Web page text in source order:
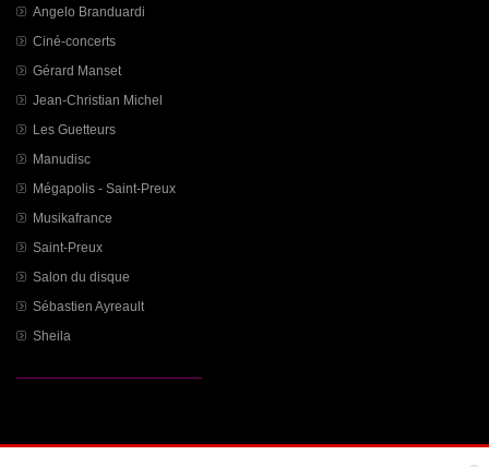
Angelo Branduardi
Ciné-concerts
Gérard Manset
Jean-Christian Michel
Les Guetteurs
Manudisc
Mégapolis - Saint-Preux
Musikafrance
Saint-Preux
Salon du disque
Sébastien Ayreault
Sheila